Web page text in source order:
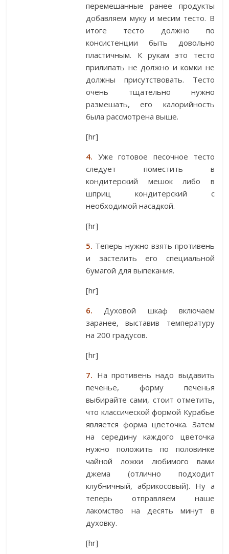
перемешанные ранее продукты
добавляем муку и месим тесто. В
итоге тесто должно по
консистенции быть довольно
пластичным. К рукам это тесто
прилипать не должно и комки не
должны присутствовать. Тесто
очень тщательно нужно
размешать, его калорийность
была рассмотрена выше.
[hr]
4. Уже готовое песочное тесто
следует поместить в
кондитерский мешок либо в
шприц кондитерский с
необходимой насадкой.
[hr]
5. Теперь нужно взять противень
и застелить его специальной
бумагой для выпекания.
[hr]
6. Духовой шкаф включаем
заранее, выставив температуру
на 200 градусов.
[hr]
7. На противень надо выдавить
печенье, форму печенья
выбирайте сами, стоит отметить,
что классической формой Курабье
является форма цветочка. Затем
на середину каждого цветочка
нужно положить по половинке
чайной ложки любимого вами
джема (отлично подходит
клубничный, абрикосовый). Ну а
теперь отправляем наше
лакомство на десять минут в
духовку.
[hr]